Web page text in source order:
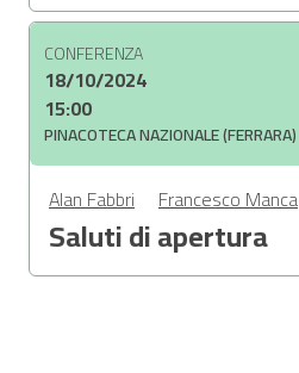
CONFERENZA
18/10/2024
15:00
PINACOTECA NAZIONALE (FERRARA)
Alan Fabbri Francesco Manca
Saluti di apertura